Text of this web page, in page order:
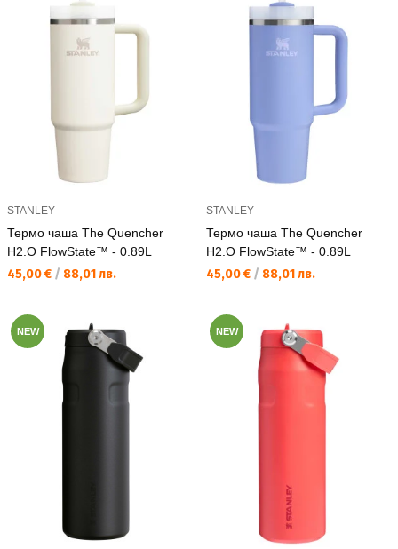
STANLEY
Термо чаша The Quencher
H2.O FlowState™ - 0.89L
Текуща цена:
45,00 € / 88,01 лв.
STANLEY
Термо чаша The Quencher
H2.O FlowState™ - 0.89L
Текуща цена:
45,00 € / 88,01 лв.
NEW NEW